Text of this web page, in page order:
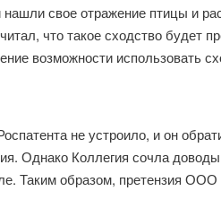
свое отражение птицы и
что такое сходство будет
возможности использовать
не устроило, и он
Однако Коллегия сочла
Таким образом, претензия